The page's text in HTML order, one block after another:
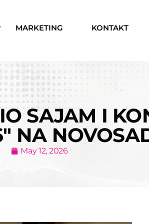
MARKETING KONTAKT
SAJAM I
NA
May 12, 2026